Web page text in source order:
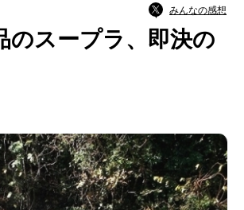
みんなの感想
のスープラ、即決の